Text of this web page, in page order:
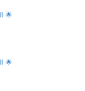
الرقص للرياضة مايو 4 (للمتقدمين) 🌟
الرقص للرياضة مايو 2 (للمتقدمين) 🌟